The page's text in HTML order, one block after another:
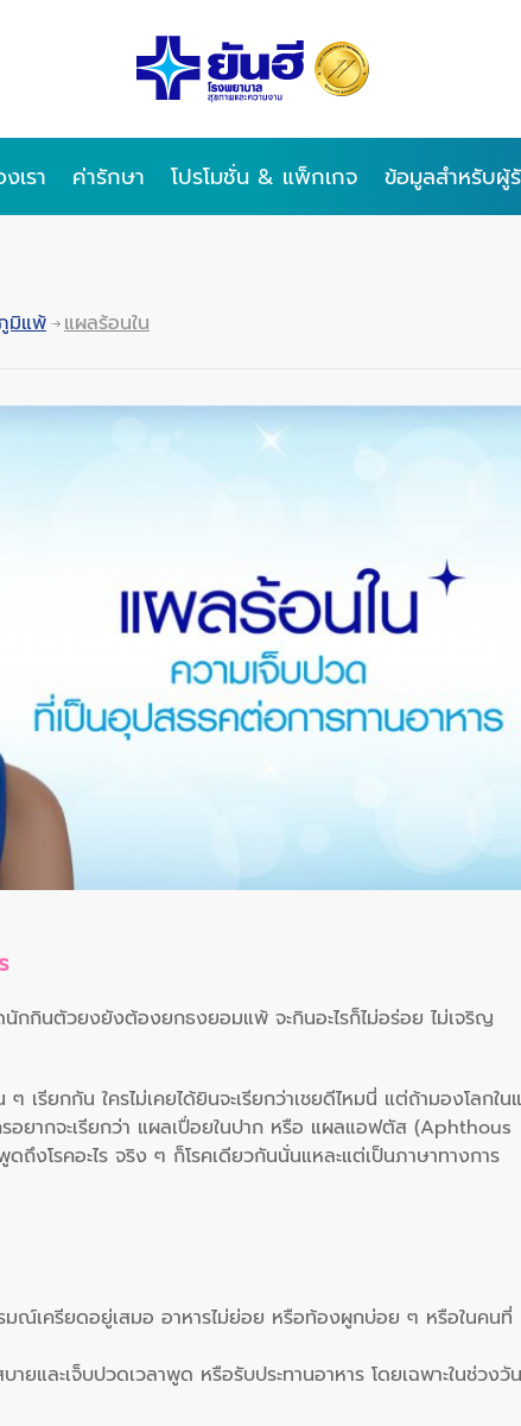
เรา ค่ารักษา โปรโมชั่น & แพ็กเกจ ข้อมูลสำหรับผู้
มิแพ้ แผลร้อนใน
นักกินตัวยงยังต้องยกธงยอมแพ้ จะกินอะไรก็ไม่อร่อย ไม่เจริญ
เรียกกัน ใครไม่เคยได้ยินจะเรียกว่าเชยดีไหมนี่ แต่ถ้ามองโลกใน
อยากจะเรียกว่า แผลเปื่อยในปาก หรือ แผลแอฟตัส (Aphthous
งโรคอะไร จริง ๆ ก็โรคเดียวกันนั่นแหละแต่เป็นภาษาทางการ
ณ์เครียดอยู่เสมอ อาหารไม่ย่อย หรือท้องผูกบ่อย ๆ หรือในคนที่
ยและเจ็บปวดเวลาพูด หรือรับประทานอาหาร โดยเฉพาะในช่วงวัน